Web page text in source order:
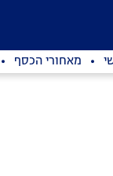
מאחורי הכסף